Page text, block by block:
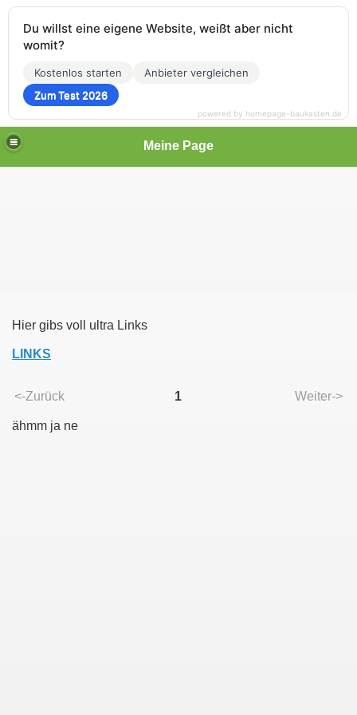
Meine Page
Hier gibs voll ultra Links
LINKS
<-Zurück 1 Weiter->
ähmm ja ne
Du willst eine eigene Website, weißt aber nicht
womit?
Kostenlos starten
Anbieter vergleichen
Zum Test 2026
powered by homepage-baukasten.de